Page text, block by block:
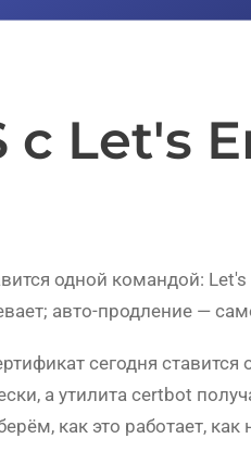
с Let's
одной командой:
авто-продление —
сегодня
а утилита certbot
как это работает, как